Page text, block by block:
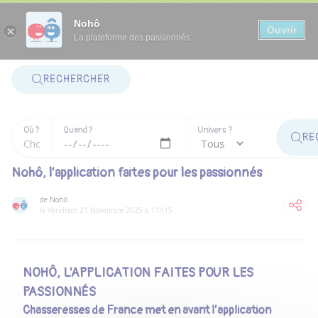
Nohô
La plateforme des passionnés
Ouvrir
RECHERCHER
Où ? Quand ? Univers ?
Nohô, l’application faites pour les passionnés
de Nohô
le Vendredi 21 Novembre 2025 à 11h15
NOHÔ, L’APPLICATION FAITES POUR LES
PASSIONNÉS
Chasseresses de France met en avant l’application
Panneau de gestion des cookies